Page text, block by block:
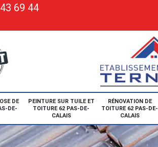
69 44
DE
DE-
PEINTURE SUR TUILE ET
TOITURE 62 PAS-DE-
CALAIS
RÉNOVATION DE
TOITURE 62 PAS-DE-
CALAIS